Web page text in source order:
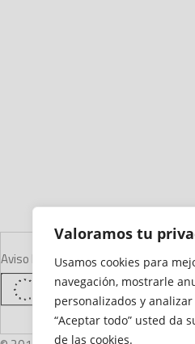
Valoramos tu
Usamos cookies para
navegación, mostrarle
personalizados y
“Aceptar todo” usted da
de las cookies.
Aviso LegalDeclaración de